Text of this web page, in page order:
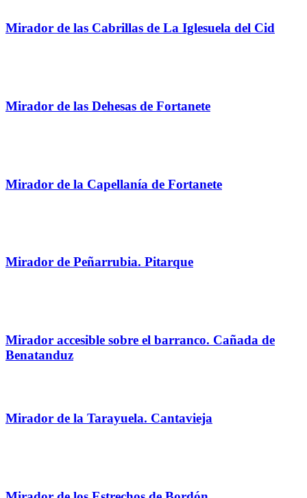
Mirador de las Cabrillas de La Iglesuela del Cid
Mirador de las Dehesas de Fortanete
Mirador de la Capellanía de Fortanete
Mirador de Peñarrubia. Pitarque
Mirador accesible sobre el barranco. Cañada de
Benatanduz
Mirador de la Tarayuela. Cantavieja